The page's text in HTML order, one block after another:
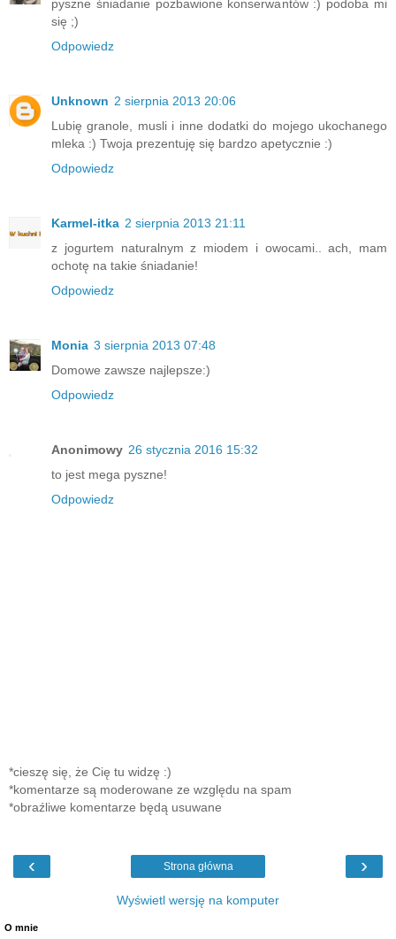
pyszne śniadanie pozbawione konserwantów :) podoba mi
się ;)
Odpowiedz
Unknown 2 sierpnia 2013 20:06
Lubię granole, musli i inne dodatki do mojego ukochanego
mleka :) Twoja prezentuję się bardzo apetycznie :)
Odpowiedz
Karmel-itka 2 sierpnia 2013 21:11
z jogurtem naturalnym z miodem i owocami.. ach, mam
ochotę na takie śniadanie!
Odpowiedz
Monia 3 sierpnia 2013 07:48
Domowe zawsze najlepsze:)
Odpowiedz
Anonimowy 26 stycznia 2016 15:32
to jest mega pyszne!
Odpowiedz
*cieszę się, że Cię tu widzę :)
*komentarze są moderowane ze względu na spam
*obraźliwe komentarze będą usuwane
‹ ›
Strona główna
Wyświetl wersję na komputer
O mnie